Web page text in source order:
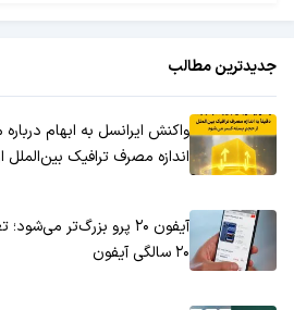
جدیدترین مطالب
واکنش ایرانسل به ابهام
اندازه مصرف ترافیک
آیفون ۲۰ پرو بزرگ‌تر
۲۰ سالگی آیفون